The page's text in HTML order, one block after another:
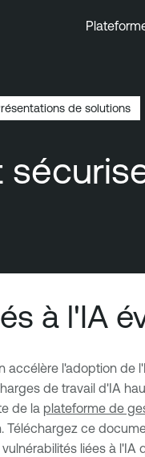
de solutions
à l'IA
accélère l'adoption
de travail d'IA
de la plateforme de
Téléchargez ce
liées à